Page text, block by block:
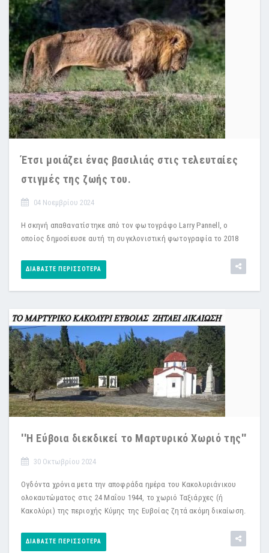
Έτσι μοιάζει ένας βασιλιάς στις τελευταίες
στιγμές της ζωής του.
04 Νοεμβρίου 2024
Η σκηνή απαθανατίστηκε από τον φωτογράφο Larry Pannell, ο
οποίος δημοσίευσε αυτή τη συγκλονιστική φωτογραφία το 2018
ΔΙΑΒΆΣΤΕ ΠΕΡΙΣΣΌΤΕΡΑ
''Η Εύβοια διεκδικεί το Μαρτυρικό Χωριό της''
30 Οκτωβρίου 2024
Ογδόντα χρόνια μετα την αποφράδα ημέρα του Κακολυριάνικου
ολοκαυτώματος στις 24 Μαΐου 1944, το χωριό Ταξιάρχες (ή
Κακολύρι) της περιοχής Κύμης της Ευβοίας ζητά ακόμη δικαίωση.
ΔΙΑΒΆΣΤΕ ΠΕΡΙΣΣΌΤΕΡΑ